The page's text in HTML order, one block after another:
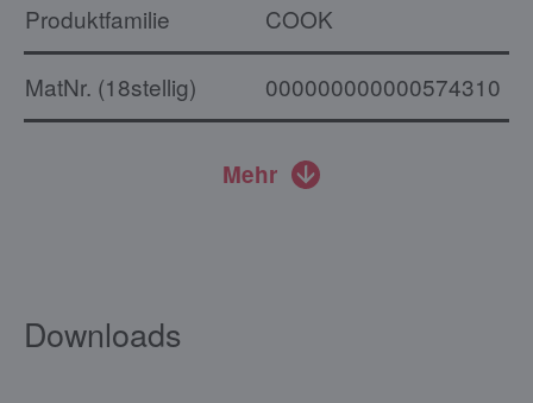
Produktfamilie COOK
MatNr. (18stellig) 000000000000574310
Mehr
Downloads